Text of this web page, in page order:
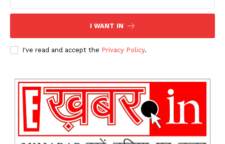
I WANT IN
I've read and accept the Privacy Policy.